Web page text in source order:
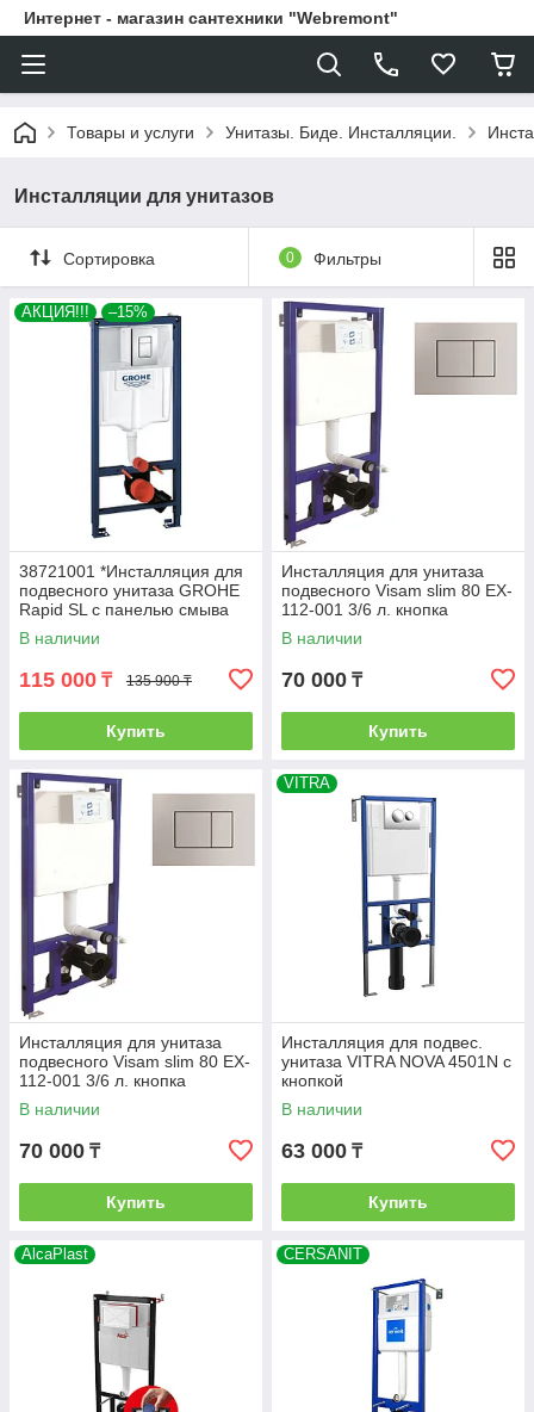
Интернет - магазин сантехники "Webremont"
Товары и услуги Унитазы. Биде. Инсталляции.
Инсталляции для унитазов
Сортировка 0 Фильтры
АКЦИЯ!!! –15%
38721001 *Инсталляция для
подвесного унитаза GROHE
Rapid SL с панелью смыва
Skate Cosmo,комплект 3-1
В наличии
115 000 ₸ 135 900 ₸
Купить
Инсталляция для унитаза
подвесного Visam slim 80 EX-
112-001 3/6 л. кнопка
квадрат, хром глянец
В наличии
70 000 ₸
Купить
Инсталляция для унитаза
подвесного Visam slim 80 EX-
112-001 3/6 л. кнопка
квадрат, хром матовый
В наличии
70 000 ₸
Купить
VITRA
Инсталляция для подвес.
унитаза VITRA NOVA 4501N с
кнопкой
В наличии
63 000 ₸
Купить
AlcaPlast CERSANIT